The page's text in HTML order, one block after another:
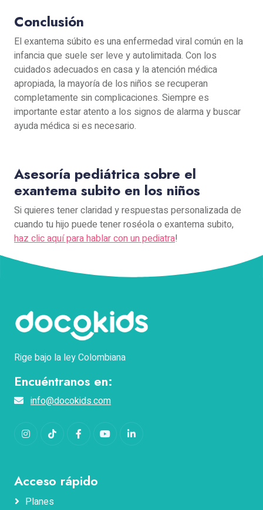
Conclusión
El exantema súbito es una enfermedad viral común en la
infancia que suele ser leve y autolimitada. Con los
cuidados adecuados en casa y la atención médica
apropiada, la mayoría de los niños se recuperan
completamente sin complicaciones. Siempre es
importante estar atento a los signos de alarma y buscar
ayuda médica si es necesario.
Asesoría pediátrica sobre el
exantema subito en los niños
Si quieres tener claridad y respuestas personalizada de
cuando tu hijo puede tener roséola o exantema subito,
haz clic aquí para hablar con un pediatra!
Rige bajo la ley Colombiana
Encuéntranos en:
info@docokids.com
InstagramTikTok FacebookYouTubeLinkedIn
Acceso rápido
Planes